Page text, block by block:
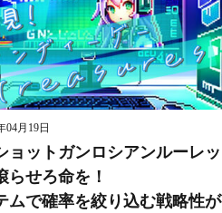
04月19日
ョットガンロシアンルーレッ
らせろ命を！
ムで確率を絞り込む戦略性が